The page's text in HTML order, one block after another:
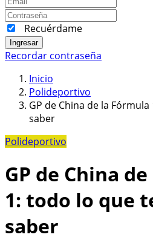
Recuérdame
Ingresar
Recordar contraseña
Inicio
Polideportivo
GP de China de la
saber
Polideportivo
GP de China
1: todo lo que
saber